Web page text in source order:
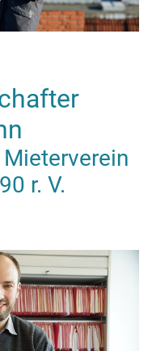
r. V.